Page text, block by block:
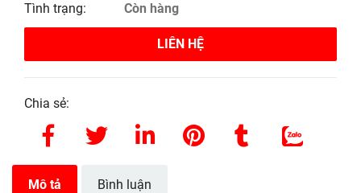
Tình trạng: Còn hàng
LIÊN HỆ
Chia sẻ:
Mô tả Bình luận